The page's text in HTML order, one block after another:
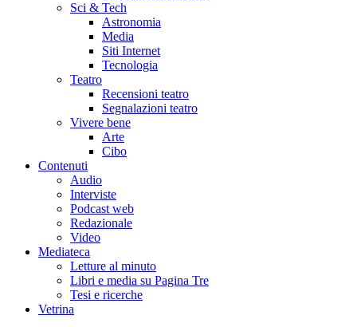
Sci & Tech
Astronomia
Media
Siti Internet
Tecnologia
Teatro
Recensioni teatro
Segnalazioni teatro
Vivere bene
Arte
Cibo
Contenuti
Audio
Interviste
Podcast web
Redazionale
Video
Mediateca
Letture al minuto
Libri e media su Pagina Tre
Tesi e ricerche
Vetrina